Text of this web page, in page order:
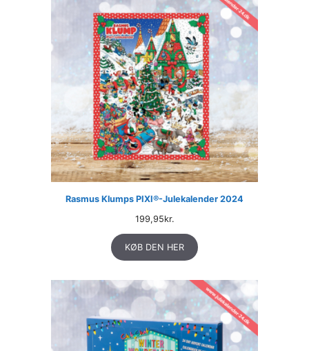
Rasmus Klumps PIXI®-Julekalender 2024
199,95kr.
KØB DEN HER